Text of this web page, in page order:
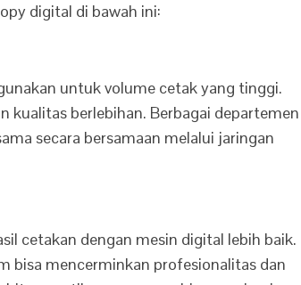
digital di bawah ini:
untuk volume cetak yang tinggi.
kualitas berlebihan. Berbagai departemen
secara bersamaan melalui jaringan
cetakan dengan mesin digital lebih baik.
bisa mencerminkan profesionalitas dan